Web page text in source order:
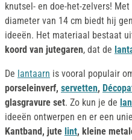
knutsel- en doe-het-zelvers!
diameter van 14 cm biedt hij
ideeën. Het materiaal bestaat
koord van jutegaren, dat de
De lantaarn is vooral populair
porseleinverf, servetten,
glasgravure set. Zo kun je de
ideeën ontwerpen en er een
Kantband, jute lint, kleine